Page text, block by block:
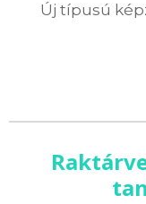
Új típusú